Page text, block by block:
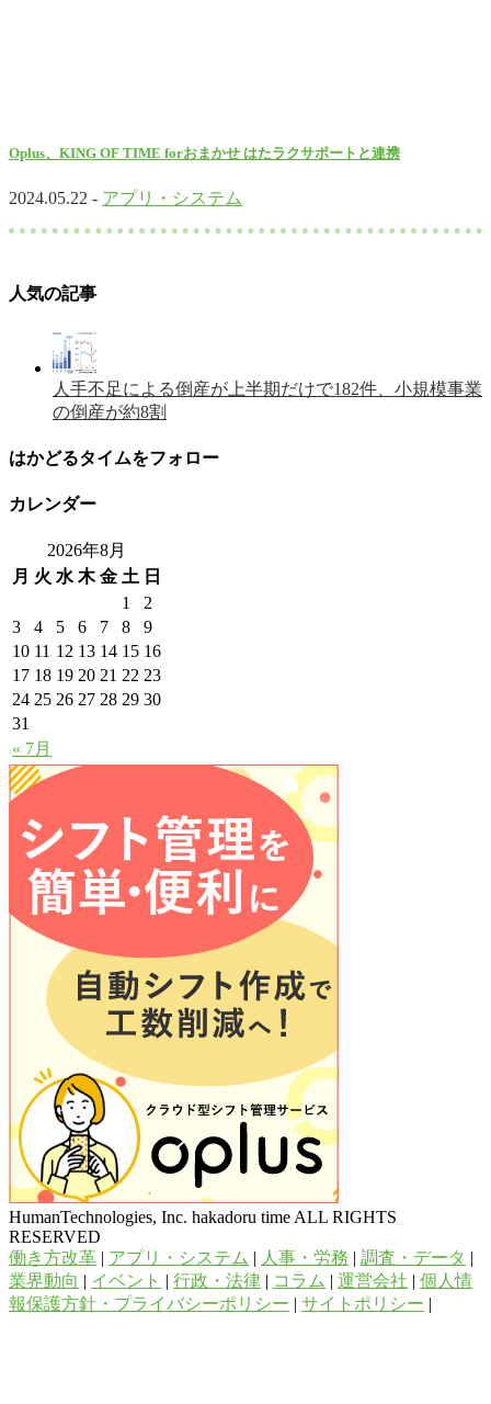
Oplus、KING OF TIME forおまかせ はたラクサポートと連携
2024.05.22 - アプリ・システム
人気の記事
人手不足による倒産が上半期だけで182件、小規模事業
の倒産が約8割
はかどるタイムをフォロー
カレンダー
2026年8月
月 火 水 木 金 土 日
« 7月
1
2
3
4 5 6 7 8
9
10 11 12 13 14 15 16
17 18 19 20 21 22 23
24 25 26 27 28 29 30
31
HumanTechnologies, Inc. hakadoru time ALL RIGHTS
RESERVED
働き方改革 | アプリ・システム | 人事・労務 | 調査・データ |
業界動向 | イベント | 行政・法律 | コラム | 運営会社 | 個人情
報保護方針・プライバシーポリシー | サイトポリシー |